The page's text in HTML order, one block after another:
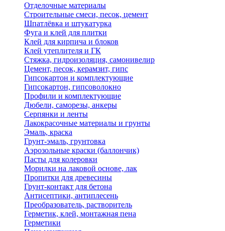
Отделочные материалы
Строительные смеси, песок, цемент
Шпатлёвка и штукатурка
Фуга и клей для плитки
Клей для кирпича и блоков
Клей утеплителя и ГК
Стяжка, гидроизоляция, самонивелир
Цемент, песок, керамзит, гипс
Гипсокартон и комплектующие
Гипсокартон, гипсоволокно
Профили и комплектующие
Дюбели, саморезы, анкеры
Серпянки и ленты
Лакокрасочные материалы и грунты
Эмаль, краска
Грунт-эмаль, грунтовка
Аэрозольные краски (баллончик)
Пасты для колеровки
Морилки на лаковой основе, лак
Пропитки для древесины
Грунт-контакт для бетона
Антисептики, антиплесень
Преобразователь, растворитель
Герметик, клей, монтажная пена
Герметики